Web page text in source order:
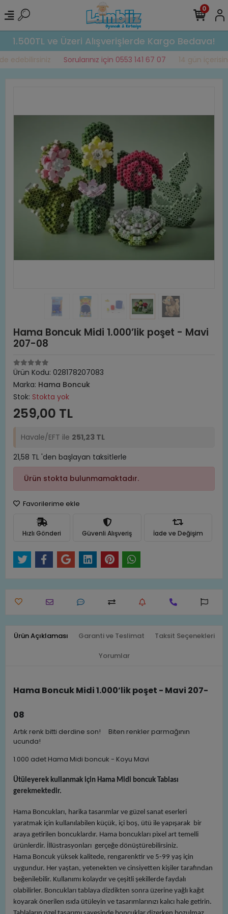
1.500TL ve Üzeri Alışverişlerde Kargo Bedava!
edebilirsiniz Sorularınız için 0553 141 67 07 14 gün
0
Hama Boncuk Midi 1.000’lik poşet - Mavi
207-08
Ürün Kodu: 028178207083
Marka: Hama Boncuk
Stok: Stokta yok
259,00 TL
Havale/EFT ile 251,23 TL
21,58 TL 'den başlayan taksitlerle
Ürün stokta bulunmamaktadır.
Favorilerime ekle
Hızlı Gönderi Güvenli Alışveriş İade ve Değişim
Ürün Açıklaması Garanti ve Teslimat Taksit Seçenekleri
Yorumlar
Hama Boncuk Midi 1.000’lik poşet - Mavi 207-
08
Artık renk bitti derdine son! Biten renkler parmağının
ucunda!
1.000 adet Hama Midi boncuk - Koyu Mavi
Ütüleyerek kullanmak için Hama Midi boncuk Tablası
gerekmektedir.
Hama Boncukları, harika tasarımlar ve güzel sanat eserleri
yaratmak için kullanılabilen küçük, içi boş, ütü ile yapışarak bir
araya getirilen boncuklardır. Hama boncukları pixel art temelli
ürünlerdir. İllüstrasyonları gerçeğe dönüştürebilirsiniz.
Hama Boncuk yüksek kalitede, rengarenktir ve 5-99 yaş için
uygundur. Her yaştan, yetenekten ve cinsiyetten kişiler tarafından
beğenilebilir. Kullanımı kolaydır ve çeşitli şekillerde faydalı
olabilirler. Boncukları tablaya dizdikten sonra üzerine yağlı kağıt
koyarak önerilen ısıda ütüleyin ve tasarımlarınızı kalıcı hale getirin.